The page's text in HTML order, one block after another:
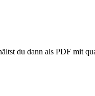
du dann als PDF mit